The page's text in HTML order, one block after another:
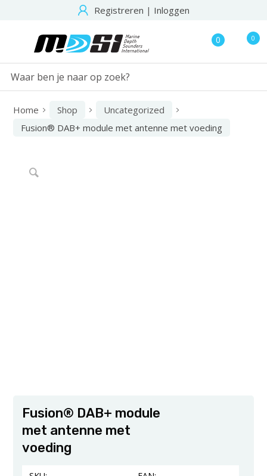
Registreren | Inloggen
0 0
Home Shop
Uncategorized
Fusion® DAB+ module met antenne met voeding
Fusion® DAB+ module
met antenne met
voeding